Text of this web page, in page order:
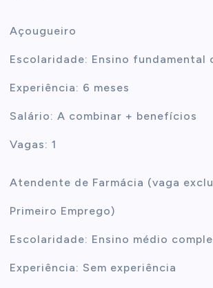
Açougueiro
Escolaridade: Ensino fundamental
Experiência: 6 meses
Salário: A combinar + benefícios
Vagas: 1
Atendente de Farmácia (vaga
Primeiro Emprego)
Escolaridade: Ensino médio
Experiência: Sem experiência